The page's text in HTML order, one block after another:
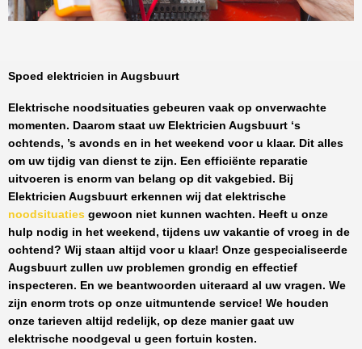
Spoed elektricien in Augsbuurt
Elektrische noodsituaties gebeuren vaak op onverwachte
momenten. Daarom staat uw Elektricien Augsbuurt ‘s
ochtends, ’s avonds en in het weekend voor u klaar. Dit alles
om uw tijdig van dienst te zijn. Een efficiënte reparatie
uitvoeren is enorm van belang op dit vakgebied. Bij
Elektricien Augsbuurt erkennen wij dat elektrische
noodsituaties gewoon niet kunnen wachten. Heeft u onze
hulp nodig in het weekend, tijdens uw vakantie of vroeg in de
ochtend? Wij staan altijd voor u klaar! Onze gespecialiseerde
Augsbuurt zullen uw problemen grondig en effectief
inspecteren. En we beantwoorden uiteraard al uw vragen. We
zijn enorm trots op onze uitmuntende service! We houden
onze tarieven altijd redelijk, op deze manier gaat uw
elektrische noodgeval u geen fortuin kosten.